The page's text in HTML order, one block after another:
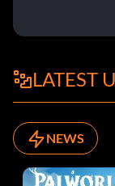
LATEST
NEWS